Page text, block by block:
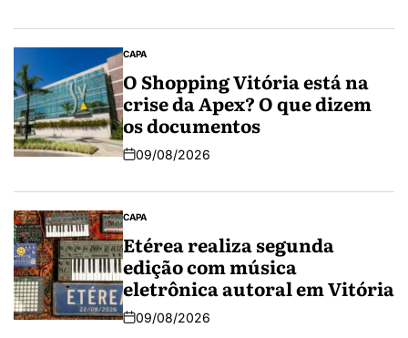
CAPA
O Shopping Vitória está na
crise da Apex? O que dizem
os documentos
09/08/2026
CAPA
Etérea realiza segunda
edição com música
eletrônica autoral em Vitória
09/08/2026